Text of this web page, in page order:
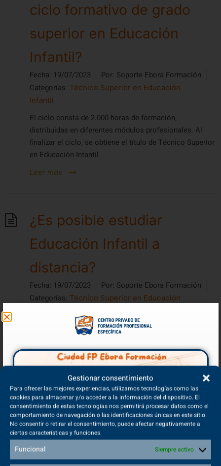
Gestionar consentimiento
Para ofrecer las mejores experiencias, utilizamos tecnologías como las
cookies para almacenar y/o acceder a la información del dispositivo. El
consentimiento de estas tecnologías nos permitirá procesar datos como el
comportamiento de navegación o las identificaciones únicas en este sitio.
No consentir o retirar el consentimiento, puede afectar negativamente a
ciertas características y funciones.
Funcional Siempre activo
ciclo formativo de grado
superior en Educación
Infantil?
Fecha: 19/07/2023 Por: Soporte Ebora Formación
Categorías: Técnico Superior en Educación
Infantil
El ciclo consta de 2.000 horas de formación,
distribuidas en diferentes módulos profesionales. Al
finalizar el ciclo, se obtiene el título de Técnico Superior
en Educación Infantil
Leer más
¿Es posible estudiar
Educación Infantil a
distancia?
Fecha: 19/07/2023 Por: Soporte Ebora Formación
Categorías: Técnico Superior en Educación
Sí, es posible estudiar Educación Infantil a distancia en
línea y la tecnología...
¿Qué significa TSEI?
Fecha: 12/11/2024
Categorías:
Técnico Superior en Educación
Infantil,Técnico Superior en Imagen Para El